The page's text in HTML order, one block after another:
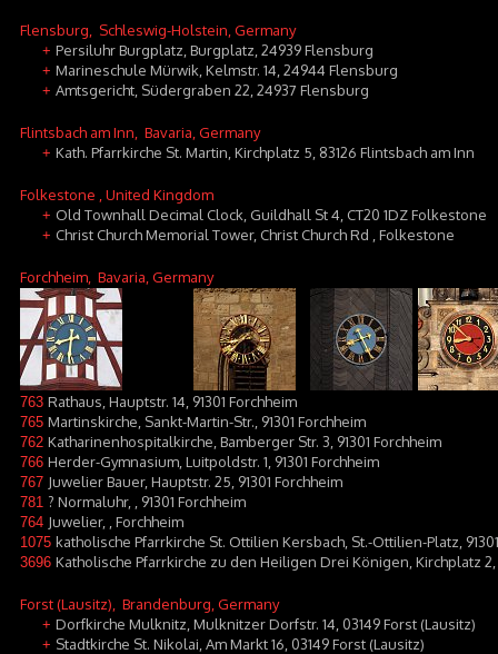
Flensburg , Schleswig-Holstein, Germany
+ Persiluhr Burgplatz, Burgplatz, 24939 Flensburg
+ Marineschule Mürwik, Kelmstr. 14, 24944 Flensburg
+ Amtsgericht, Südergraben 22, 24937 Flensburg
Flintsbach am Inn , Bavaria, Germany
+ Kath. Pfarrkirche St. Martin, Kirchplatz 5, 83126 Flintsbach am Inn
Folkestone , United Kingdom
+ Old Townhall Decimal Clock, Guildhall St 4, CT20 1DZ Folkestone
+ Christ Church Memorial Tower, Christ Church Rd , Folkestone
Forchheim , Bavaria, Germany
763 Rathaus, Hauptstr. 14, 91301 Forchheim
765 Martinskirche, Sankt-Martin-Str., 91301 Forchheim
762 Katharinenhospitalkirche, Bamberger Str. 3, 91301 Forchheim
766 Herder-Gymnasium, Luitpoldstr. 1, 91301 Forchheim
767 Juwelier Bauer, Hauptstr. 25, 91301 Forchheim
781 ? Normaluhr, , 91301 Forchheim
764 Juwelier, , Forchheim
1075 katholische Pfarrkirche St. Ottilien Kersbach, St.-Ottilien-Platz,
3696 Katholische Pfarrkirche zu den Heiligen Drei Königen, Kirchplatz 2,
Forst (Lausitz) , Brandenburg, Germany
+ Dorfkirche Mulknitz, Mulknitzer Dorfstr. 14, 03149 Forst (Lausitz)
+ Stadtkirche St. Nikolai, Am Markt 16, 03149 Forst (Lausitz)